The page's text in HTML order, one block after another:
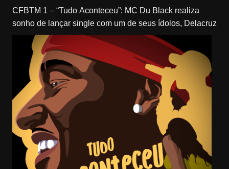
CFBTM 1 – “Tudo Aconteceu”: MC Du Black realiza
sonho de lançar single com um de seus ídolos, Delacruz